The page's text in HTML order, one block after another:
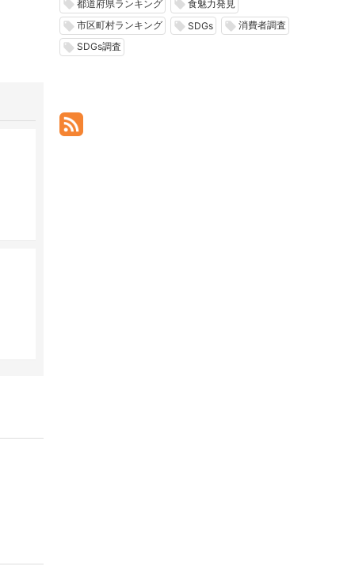
local_offer 都道府県ランキング local_offer 食魅力発見
local_offer 市区町村ランキング local_offer SDGs local_offer 消費者調査
local_offer SDGs調査